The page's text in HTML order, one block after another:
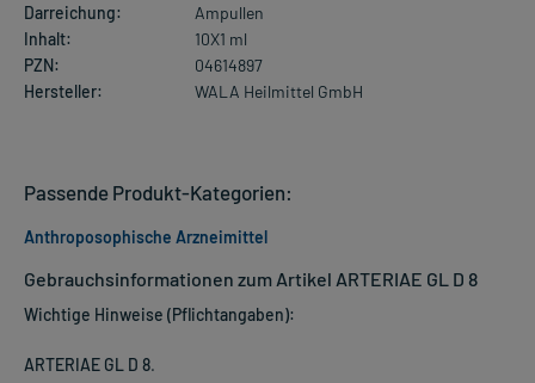
Darreichung:
Ampullen
Inhalt:
10X1 ml
PZN:
04614897
Hersteller:
WALA Heilmittel GmbH
Gebrauchsinformationen zum Artikel ARTERIAE GL D 8
Wichtige Hinweise (Pflichtangaben):
ARTERIAE GL D 8.
Passende Produkt-Kategorien:
Anthroposophische Arzneimittel